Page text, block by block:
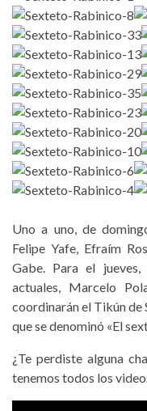
Uno a uno, de
Felipe Yafe, Efraím
Gabe. Para el
actuales, Marcelo
coordinarán el Tikún de
que se denominó «El
¿Te perdiste alguna
tenemos todos los